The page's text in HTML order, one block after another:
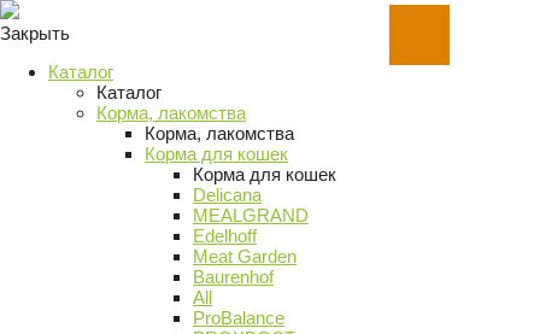
Закрыть
Каталог
Каталог
Корма, лакомства
Корма, лакомства
Корма для кошек
Корма для кошек
Delicana
MEALGRAND
Edelhoff
Meat Garden
Baurenhof
All
ProBalance